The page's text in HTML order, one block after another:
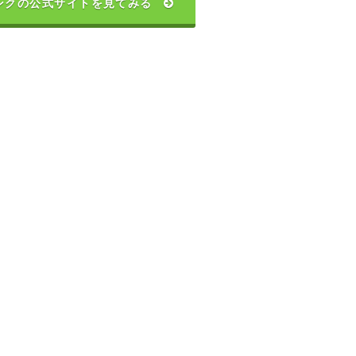
クの公式サイトを見てみる